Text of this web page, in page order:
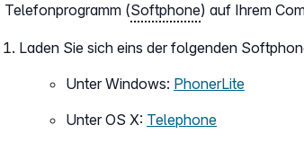
Telefonprogramm (Softphone) auf Ihrem
Laden Sie sich eins der folgenden
Unter Windows: PhonerLite
Unter OS X: Telephone